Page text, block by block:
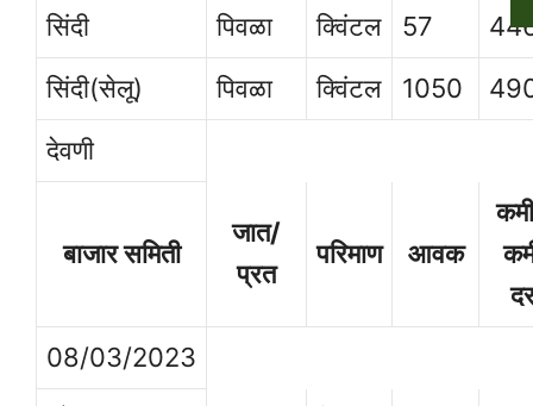
सिंदी
पिवळा क्विंटल 57
सिंदी(सेलू)
पिवळा क्विंटल 1050
देवणी
बाजार समिती
जात/
प्रत
परिमाण आवक
08/03/2023